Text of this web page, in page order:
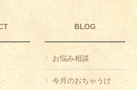
BLOG
お悩み相談
今月のおちゃうけ